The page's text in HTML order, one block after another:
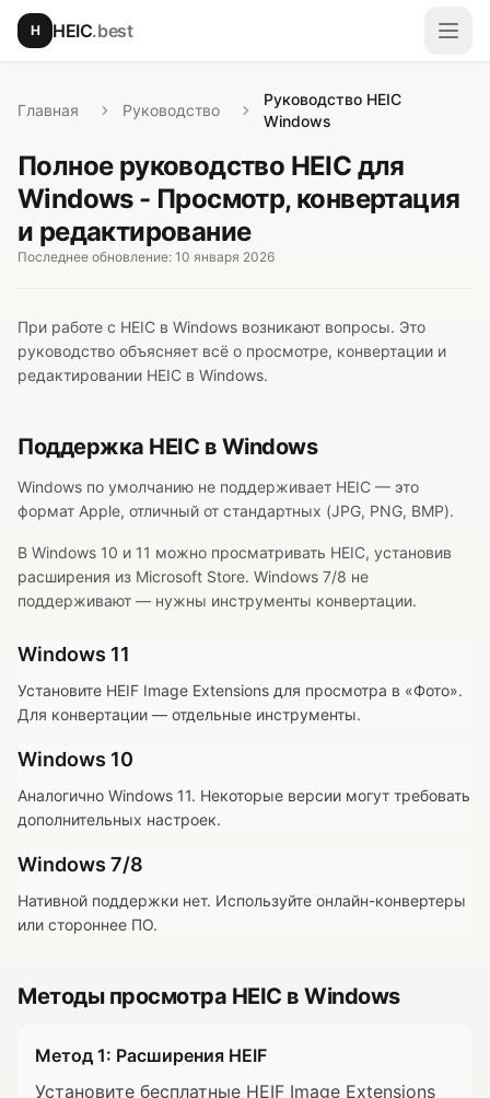
Перейти к основному содержимому
H HEIC.best
Главная Руководство
Руководство HEIC
Windows
Полное руководство HEIC для
Windows - Просмотр, конвертация
и редактирование
Последнее обновление: 10 января 2026
При работе с HEIC в Windows возникают вопросы. Это
руководство объясняет всё о просмотре, конвертации и
редактировании HEIC в Windows.
Поддержка HEIC в Windows
Windows по умолчанию не поддерживает HEIC — это
формат Apple, отличный от стандартных (JPG, PNG, BMP).
В Windows 10 и 11 можно просматривать HEIC, установив
расширения из Microsoft Store. Windows 7/8 не
поддерживают — нужны инструменты конвертации.
Windows 11
Установите HEIF Image Extensions для просмотра в «Фото».
Для конвертации — отдельные инструменты.
Windows 10
Аналогично Windows 11. Некоторые версии могут требовать
дополнительных настроек.
Windows 7/8
Нативной поддержки нет. Используйте онлайн-конвертеры
или стороннее ПО.
Методы просмотра HEIC в Windows
Метод 1: Расширения HEIF
Установите бесплатные HEIF Image Extensions